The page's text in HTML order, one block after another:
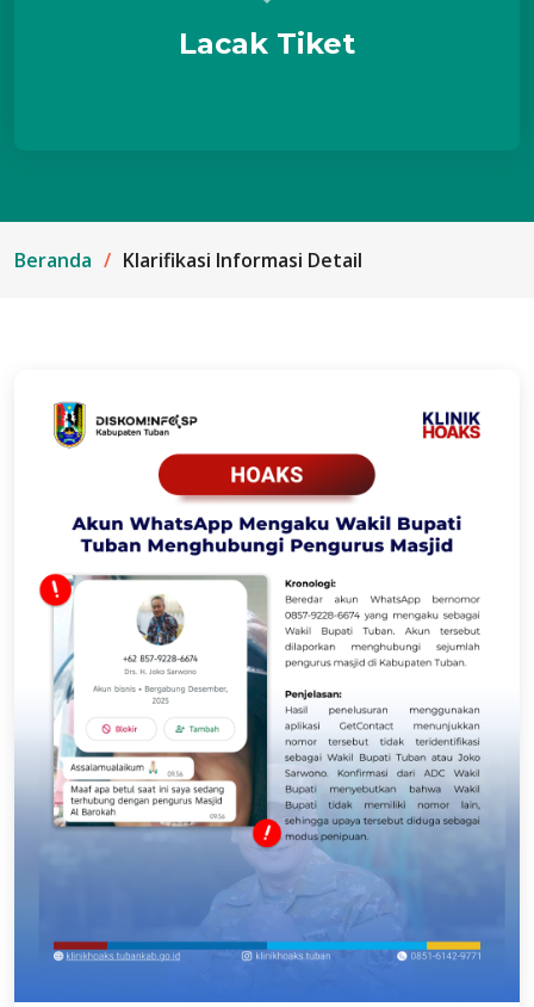
Lacak Tiket
Beranda Klarifikasi Informasi Detail